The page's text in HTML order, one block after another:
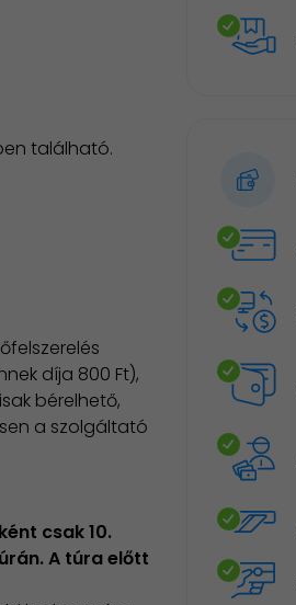
található.
díja 800 Ft),
bérelhető,
a szolgáltató
csak 10.
A túra előtt